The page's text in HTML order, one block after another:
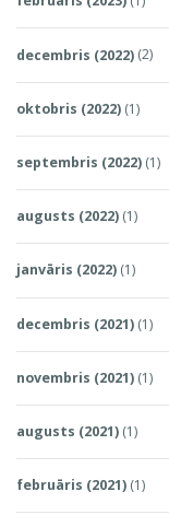
decembris (2022) (2)
oktobris (2022) (1)
septembris (2022) (1)
augusts (2022) (1)
janvāris (2022) (1)
decembris (2021) (1)
novembris (2021) (1)
augusts (2021) (1)
februāris (2021) (1)